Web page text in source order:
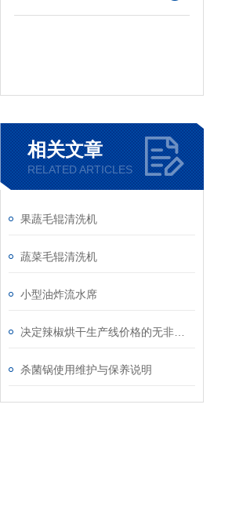
相关文章
RELATED ARTICLES
果蔬毛辊清洗机
蔬菜毛辊清洗机
小型油炸流水席
杀菌锅使用维护与保养说明